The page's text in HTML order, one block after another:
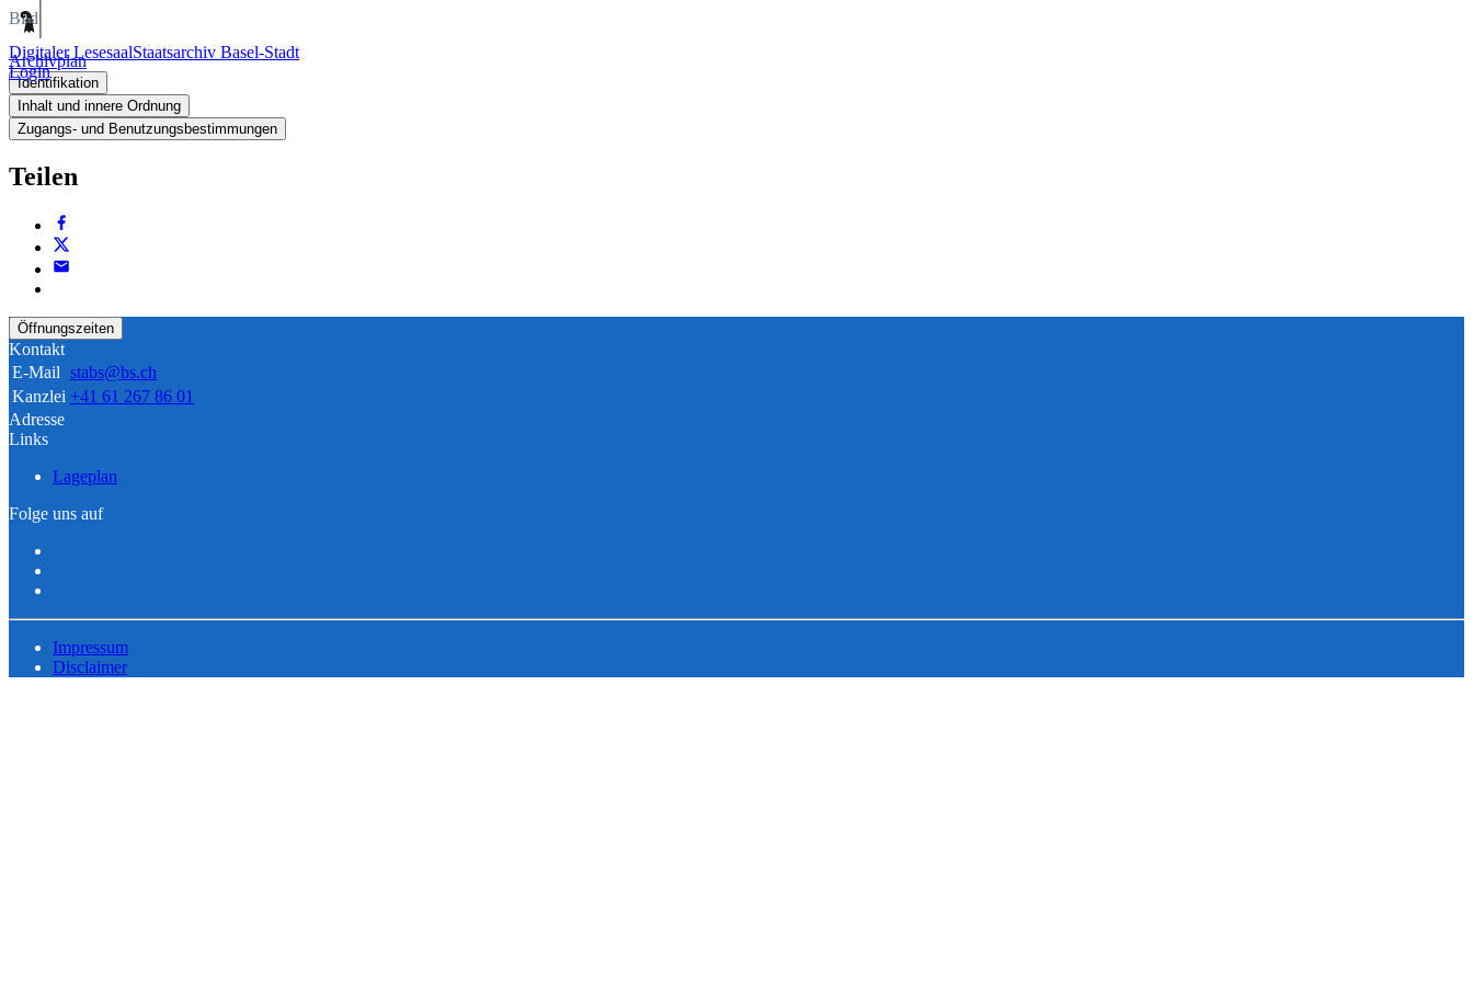
Digitaler LesesaalStaatsarchiv Basel-Stadt
Login
Bild
Archivplan
Identifikation
Inhalt und innere Ordnung
Zugangs- und Benutzungsbestimmungen
Teilen
Öffnungszeiten
Kontakt
E-Mail stabs@bs.ch
Kanzlei +41 61 267 86 01
Adresse
Links
Lageplan
Folge uns auf
Impressum
Disclaimer